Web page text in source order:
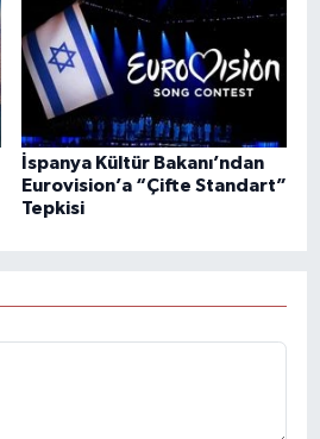
İspanya Kültür Bakanı’ndan
Eurovision’a “Çifte Standart”
Tepkisi